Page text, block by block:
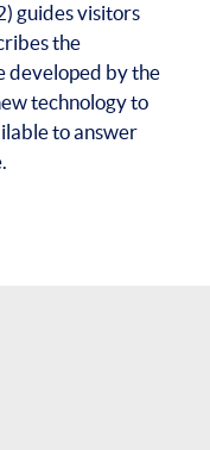
guides visitors
the
developed by the
technology to
to answer